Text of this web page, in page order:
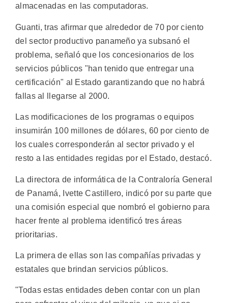
almacenadas en las computadoras.
Guanti, tras afirmar que alrededor de 70 por ciento
del sector productivo panameño ya subsanó el
problema, señaló que los concesionarios de los
servicios públicos "han tenido que entregar una
certificación" al Estado garantizando que no habrá
fallas al llegarse al 2000.
Las modificaciones de los programas o equipos
insumirán 100 millones de dólares, 60 por ciento de
los cuales corresponderán al sector privado y el
resto a las entidades regidas por el Estado, destacó.
La directora de informática de la Contraloría General
de Panamá, Ivette Castillero, indicó por su parte que
una comisión especial que nombró el gobierno para
hacer frente al problema identificó tres áreas
prioritarias.
La primera de ellas son las compañías privadas y
estatales que brindan servicios públicos.
"Todas estas entidades deben contar con un plan